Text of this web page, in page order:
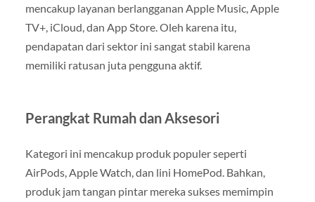
mencakup layanan berlangganan Apple Music, Apple
TV+, iCloud, dan App Store. Oleh karena itu,
pendapatan dari sektor ini sangat stabil karena
memiliki ratusan juta pengguna aktif.
Perangkat Rumah dan Aksesori
Kategori ini mencakup produk populer seperti
AirPods, Apple Watch, dan lini HomePod. Bahkan,
produk jam tangan pintar mereka sukses memimpin